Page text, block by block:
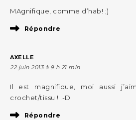
MAgnifique, comme d’hab! ;)
Répondre
AXELLE
22 juin 2013 à 9 h 21 min
Il est magnifique, moi aussi
crochet/tissu ! :-D
Répondre